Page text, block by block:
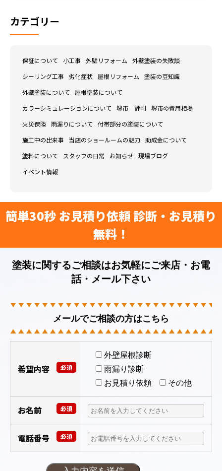
カテゴリー
保証について 小工事 外壁リフォーム 外壁塗装の失敗談
シーリング工事 劣化症状 屋根リフォーム 塗装の豆知識
外壁塗装について 屋根塗装について
カラーシミュレーションについて 堺市 評判 堺市の費用相場
火災保険 雨漏りについて 付帯部分の塗装について
施工中の出来事 当店のショールームの魅力 助成金について
塗料について スタッフの日常 お知らせ 現場ブログ
イベント情報
簡単30秒 お見積り依頼 診断・お見積り
無料！
塗装に関するご相談はお気軽にご来店・お電
話・メール下さい
メールでご相談の方はこちら
必須
希望内容
外壁屋根診断
雨漏り診断
お見積り依頼
その他
お名前 必須
電話番号 必須